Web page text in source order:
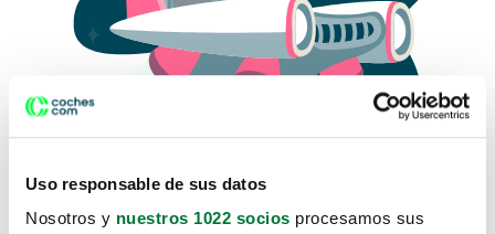
Uso responsable de sus datos
Nosotros y nuestros 1022 socios procesamos sus